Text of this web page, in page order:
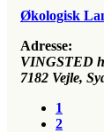
Økologisk
Adresse:
VINGSTED
7182 Vejle,
1
2